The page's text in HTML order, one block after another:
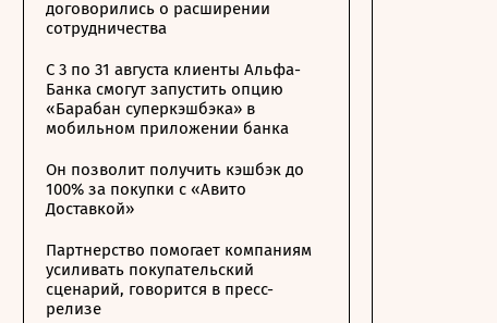
договорились о расширении
сотрудничества
С 3 по 31 августа клиенты Альфа-
Банка смогут запустить опцию
«Барабан суперкэшбэка» в
мобильном приложении банка
Он позволит получить кэшбэк до
100% за покупки с «Авито
Доставкой»
Партнерство помогает компаниям
усиливать покупательский
сценарий, говорится в пресс-
релизе